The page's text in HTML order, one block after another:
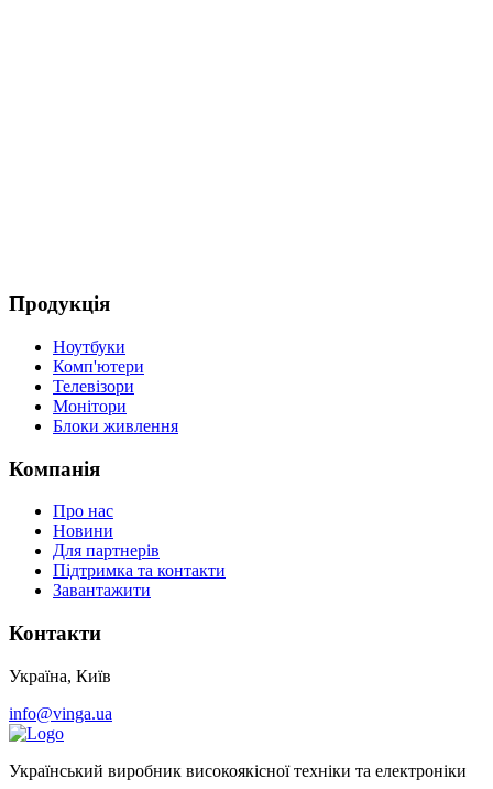
Продукція
Ноутбуки
Комп'ютери
Телевізори
Монітори
Блоки живлення
Компанія
Про нас
Новини
Для партнерів
Підтримка та контакти
Завантажити
Контакти
Україна, Київ
info@vinga.ua
Український виробник високоякісної техніки та електроніки